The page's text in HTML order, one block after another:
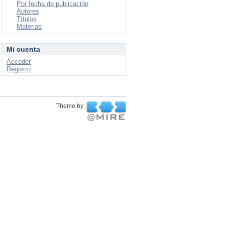
Por fecha de publicación
Autores
Títulos
Materias
Mi cuenta
Acceder
Registro
Theme by